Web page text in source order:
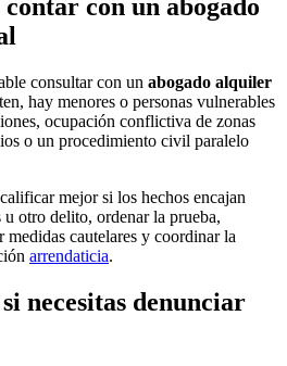
con un abogado
consultar con un abogado alquiler
hay menores o personas vulnerables
ocupación conflictiva de zonas
o un procedimiento civil paralelo
mejor si los hechos encajan
u otro delito, ordenar la prueba,
cautelares y coordinar la
arrendaticia.
necesitas denunciar